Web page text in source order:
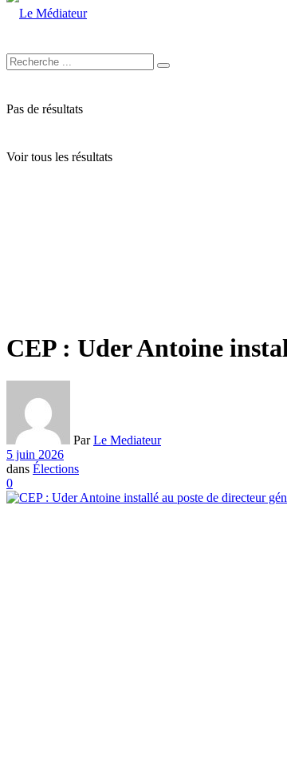
Pas de résultats
Voir tous les résultats
CEP : Uder Antoine
Par Le Mediateur
5 juin 2026
dans Élections
0